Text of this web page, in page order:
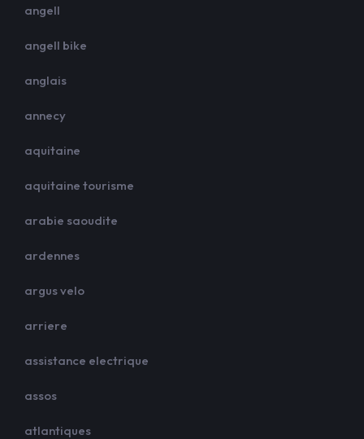
angell
angell bike
anglais
annecy
aquitaine
aquitaine tourisme
arabie saoudite
ardennes
argus velo
arriere
assistance electrique
assos
atlantiques